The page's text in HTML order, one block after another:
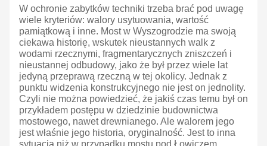
W ochronie zabytków techniki trzeba brać pod uwagę
wiele kryteriów: walory usytuowania, wartość
pamiątkową i inne. Most w Wyszogrodzie ma swoją
ciekawa historię, wskutek nieustannych walk z
wodami rzecznymi, fragmentarycznych zniszczeń i
nieustannej odbudowy, jako że był przez wiele lat
jedyną przeprawą rzeczną w tej okolicy. Jednak z
punktu widzenia konstrukcyjnego nie jest on jednolity.
Czyli nie można powiedzieć, że jakiś czas temu był on
przykładem postępu w dziedzinie budownictwa
mostowego, nawet drewnianego. Ale walorem jego
jest właśnie jego historia, oryginalność. Jest to inna